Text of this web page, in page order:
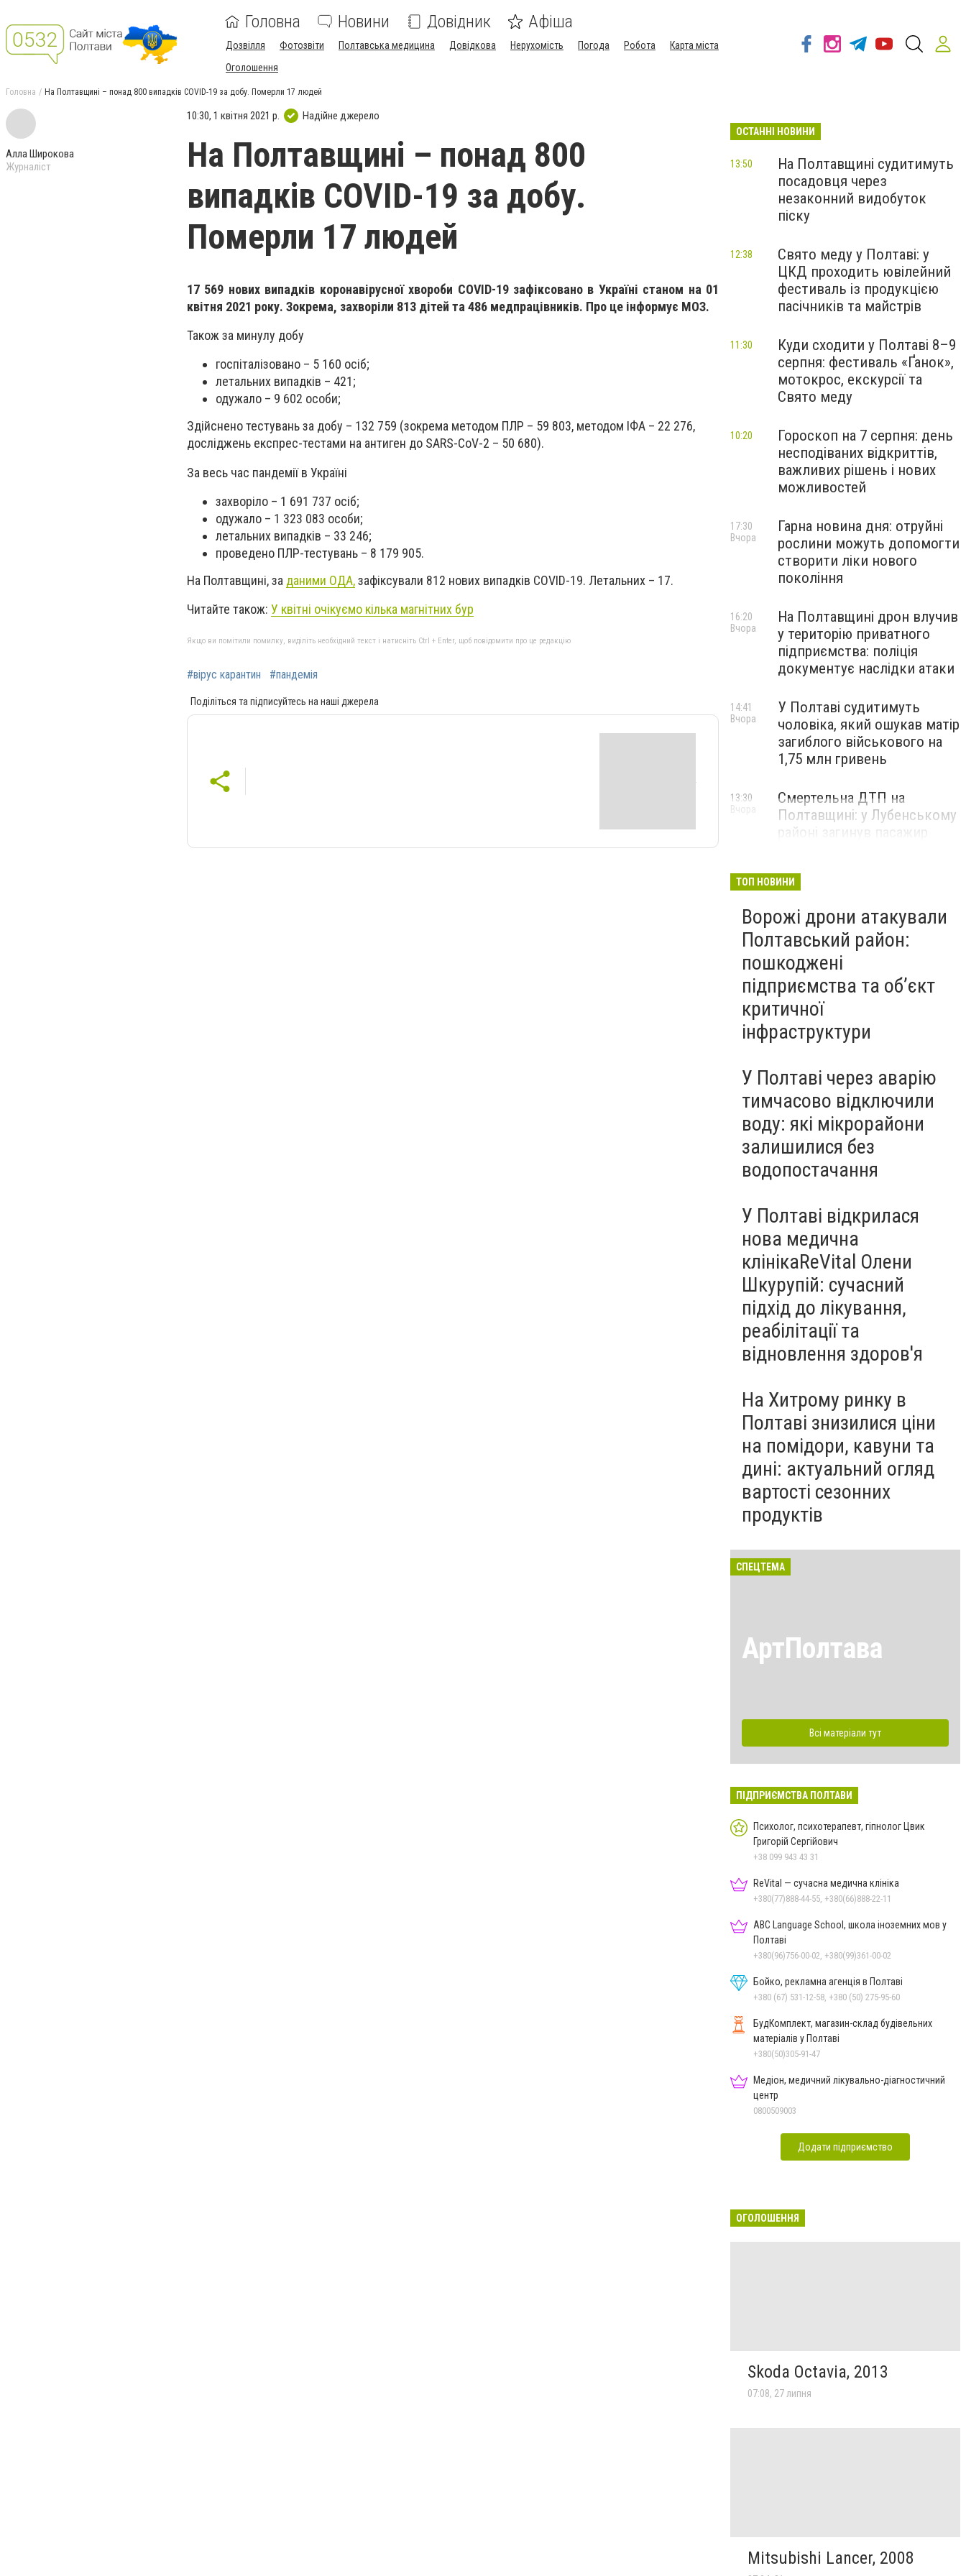
Головна Новини Довідник Афіша
Дозвілля Фотозвіти Полтавська медицина Довідкова Нерухомість Погода Робота
Карта міста
Оголошення
Головна На Полтавщині – понад 800 випадків COVID-19 за добу. Померли 17 людей
Алла Широкова
Журналіст
10:30, 1 квітня 2021 р. Надійне джерело
На Полтавщині – понад 800
випадків COVID-19 за добу.
Померли 17 людей
17 569 нових випадків коронавірусної хвороби COVID-19 зафіксовано в Україні станом на 01
квітня 2021 року. Зокрема, захворіли 813 дітей та 486 медпрацівників. Про це інформує МОЗ.
Також за минулу добу
госпіталізовано – 5 160 осіб;
летальних випадків – 421;
одужало – 9 602 особи;
Здійснено тестувань за добу – 132 759 (зокрема методом ПЛР – 59 803, методом ІФА – 22 276,
досліджень експрес-тестами на антиген до SARS-CoV-2 – 50 680).
За весь час пандемії в Україні
захворіло – 1 691 737 осіб;
одужало – 1 323 083 особи;
летальних випадків – 33 246;
проведено ПЛР-тестувань – 8 179 905.
На Полтавщині, за даними ОДА,зафіксували 812 нових випадків COVID-19. Летальних – 17.
Читайте також: У квітні очікуємо кілька магнітних бур
Якщо ви помітили помилку, виділіть необхідний текст і натисніть Ctrl + Enter, щоб повідомити про це редакцію
#вірус карантин #пандемія
Поділіться та підписуйтесь на наші джерела
ОСТАННІ НОВИНИ
На Полтавщині судитимуть
посадовця через
незаконний видобуток
піску
13:50
Свято меду у Полтаві: у
ЦКД проходить ювілейний
фестиваль із продукцією
пасічників та майстрів
12:38
Куди сходити у Полтаві 8–9
серпня: фестиваль «Ґанок»,
мотокрос, екскурсії та
Свято меду
11:30
Гороскоп на 7 серпня: день
несподіваних відкриттів,
важливих рішень і нових
можливостей
10:20
Гарна новина дня: отруйні
рослини можуть допомогти
створити ліки нового
покоління
17:30
Вчора
На Полтавщині дрон влучив
у територію приватного
підприємства: поліція
документує наслідки атаки
16:20
Вчора
У Полтаві судитимуть
чоловіка, який ошукав матір
загиблого військового на
1,75 млн гривень
14:41
Вчора
Смертельна ДТП на
Полтавщині: у Лубенському
районі загинув пасажир
13:30
Вчора
ТОП НОВИНИ
Ворожі дрони атакували
Полтавський район:
пошкоджені
підприємства та об’єкт
критичної
інфраструктури
У Полтаві через аварію
тимчасово відключили
воду: які мікрорайони
залишилися без
водопостачання
У Полтаві відкрилася
нова медична
клінікаReVital Олени
Шкурупій: сучасний
підхід до лікування,
реабілітації та
відновлення здоров'я
На Хитрому ринку в
Полтаві знизилися ціни
на помідори, кавуни та
дині: актуальний огляд
вартості сезонних
продуктів
СПЕЦТЕМА
АртПолтава
Всі матеріали тут
ПІДПРИЄМСТВА ПОЛТАВИ
Психолог, психотерапевт, гіпнолог Цвик
Григорій Сергійович
+38 099 943 43 31
ReVital — сучасна медична клініка
+380(77)888-44-55, +380(66)888-22-11
ABC Language School, школа іноземних мов у
Полтаві
+380(96)756-00-02, +380(99)361-00-02
Бойко, рекламна агенція в Полтаві
+380 (67) 531-12-58, +380 (50) 275-95-60
БудКомплект, магазин-склад будівельних
матеріалів у Полтаві
+380(50)305-91-47
Медіон, медичний лікувально-діагностичний
центр
0800509003
Додати підприємство
ОГОЛОШЕННЯ
Skoda Octavia, 2013
07:08, 27 липня
Mitsubishi Lancer, 2008